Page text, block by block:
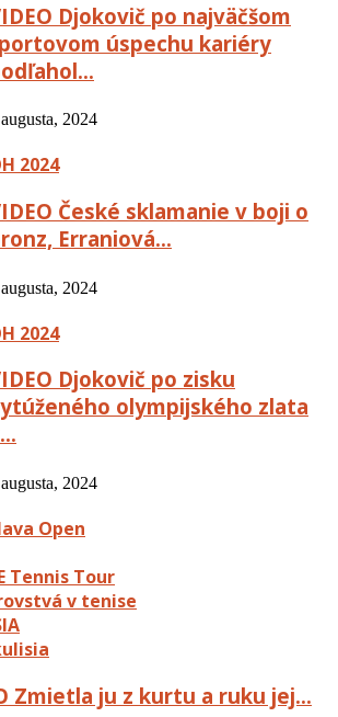
Djokovič po najväčšom
úspechu kariéry
2024
2024
České sklamanie v boji o
Erraniová…
2024
2024
Djokovič po zisku
olympijského zlata
2024
Open
Tennis Tour
v tenise
Zmietla ju z kurtu a ruku jej…